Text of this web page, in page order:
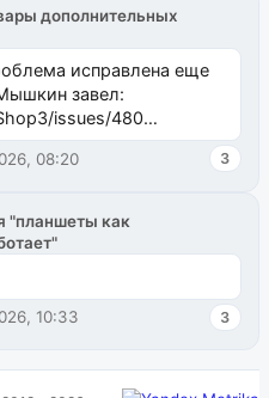
дополнительных
исправлена еще
завел:
issues/480
issues/481Исправим
08:20 3
"планшеты как
10:33 3